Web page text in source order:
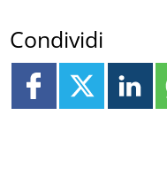
Condividi